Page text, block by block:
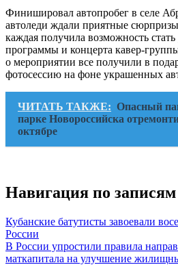
Финишировал автопробег в селе
автоледи ждали приятные
каждая получила возможность
программы и концерта кавер-
о мероприятии все получили в
фотосессию на фоне украшенных
ЧИТАТЬ ТАКЖЕ: Опасный
парке Новороссийска
октябре
Навигация по записям
Кубанские батутисты завоевали
России
В России упростили правила
маткапитала на улучшение